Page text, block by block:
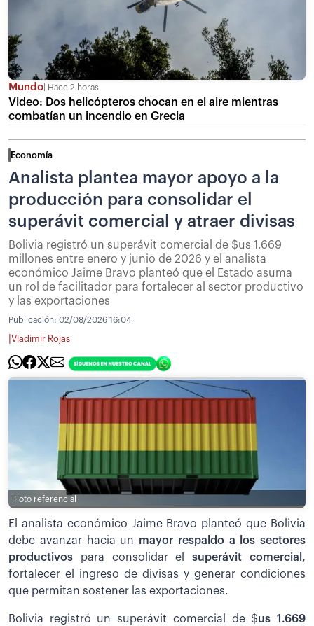
Mundo Hace 2 horas
Video: Dos helicópteros chocan en el aire mientras
combatían un incendio en Grecia
Economía
Analista plantea mayor apoyo a la
producción para consolidar el
superávit comercial y atraer divisas
Bolivia registró un superávit comercial de $us 1.669
millones entre enero y junio de 2026 y el analista
económico Jaime Bravo planteó que el Estado asuma
un rol de facilitador para fortalecer al sector productivo
y las exportaciones
Publicación: 02/08/2026 16:04
Vladimir Rojas
Foto referencial
El analista económico Jaime Bravo planteó que Bolivia
debe avanzar hacia un mayor respaldo a los sectores
productivos para consolidar elsuperávit comercial,
fortalecer el ingreso de divisas y generar condiciones
que permitan sostener las exportaciones.
Bolivia registró un superávit comercial de $us 1.669